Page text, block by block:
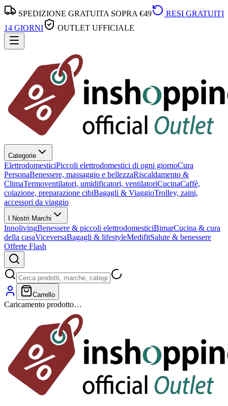
SPEDIZIONE GRATUITA SOPRA €49
RESI GRATUITI
14 GIORNI
OUTLET UFFICIALE
Categorie
ElettrodomesticiPiccoli elettrodomestici di ogni giornoCura
PersonaBenessere, massaggio e bellezzaRiscaldamento &
ClimaTermoventilatori, umidificatori, ventilatoriCucinaCaffè,
colazione, preparazione cibiBagagli & ViaggioTrolley, zaini,
accessori da viaggio
I Nostri Marchi
InnolivingBenessere & piccoli elettrodomesticiBimarCucina & cura
della casaViceversaBagagli & lifestyleMedifitSalute & benessere
Offerte Flash
Carrello
Caricamento prodotto…